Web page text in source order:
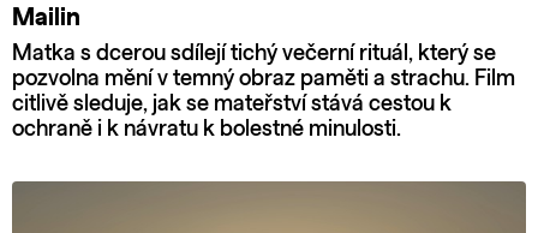
Mailin
Matka s dcerou sdílejí tichý večerní rituál, který se
pozvolna mění v temný obraz paměti a strachu. Film
citlivě sleduje, jak se mateřství stává cestou k
ochraně i k návratu k bolestné minulosti.